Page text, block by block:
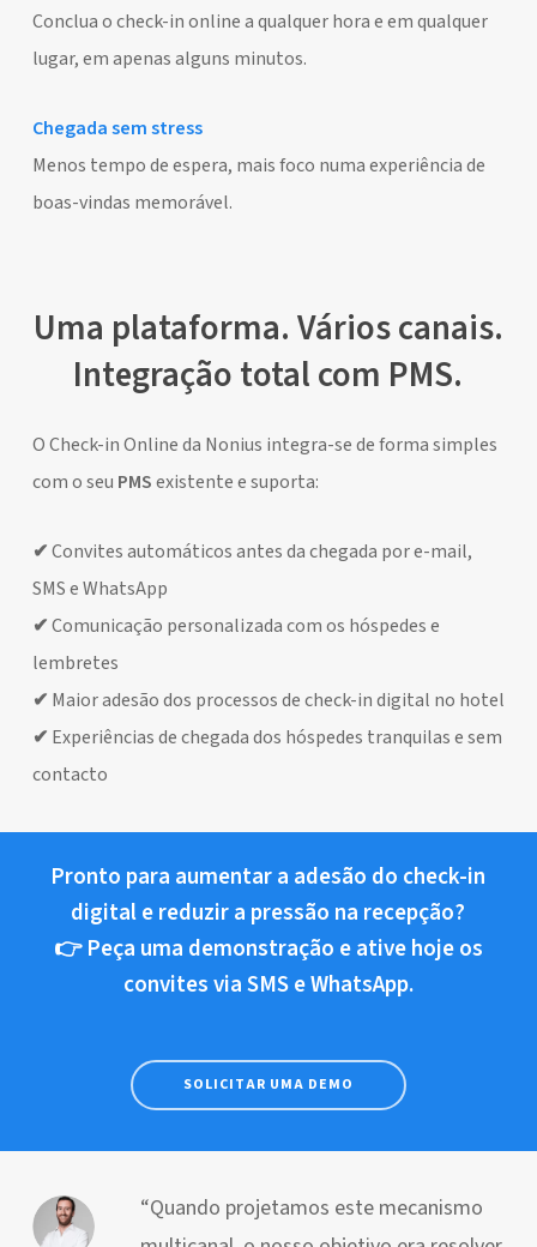
Conclua o check-in online a qualquer hora e em qualquer
lugar, em apenas alguns minutos.
Chegada sem stress
Menos tempo de espera, mais foco numa experiência de
boas-vindas memorável.
Uma plataforma. Vários canais.
Integração total com PMS.
O Check-in Online da Nonius integra-se de forma simples
com o seu PMSexistente e suporta:
✔Convites automáticos antes da chegada por e-mail,
SMS e WhatsApp
✔Comunicação personalizada com os hóspedes e
lembretes
✔ Maior adesão dos processos de check-in digital no hotel
✔ Experiências de chegada dos hóspedes tranquilas e sem
contacto
Pronto para aumentar a adesão do check-in
digital e reduzir a pressão na recepção?
👉 Peça uma demonstração e ative hoje os
convites via SMS e WhatsApp.
SOLICITAR UMA DEMO
“Quando projetamos este mecanismo